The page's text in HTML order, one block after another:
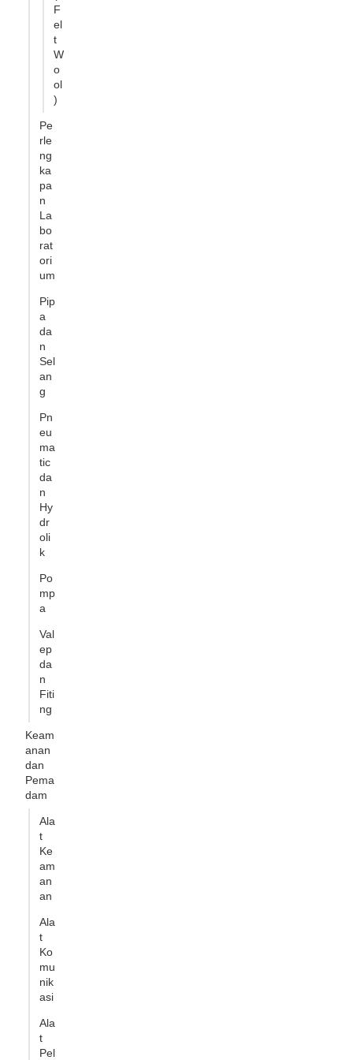
F
el
t
W
o
ol
)
Pe
rle
ng
ka
pa
n
La
bo
rat
ori
um
Pip
a
da
n
Sel
an
g
Pn
eu
ma
tic
da
n
Hy
dr
oli
k
Po
mp
a
Val
ep
da
n
Fiti
ng
Keam
anan
dan
Pema
dam
Ala
t
Ke
am
an
an
Ala
t
Ko
mu
nik
asi
Ala
t
Pel